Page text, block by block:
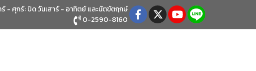
ร์ - ศุกร์: ปิด วันเสาร์ - อาทิตย์และนัตขัตฤกษ์
0-2590-8160